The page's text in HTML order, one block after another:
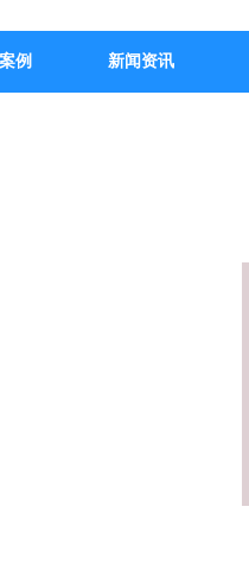
例 新闻资讯